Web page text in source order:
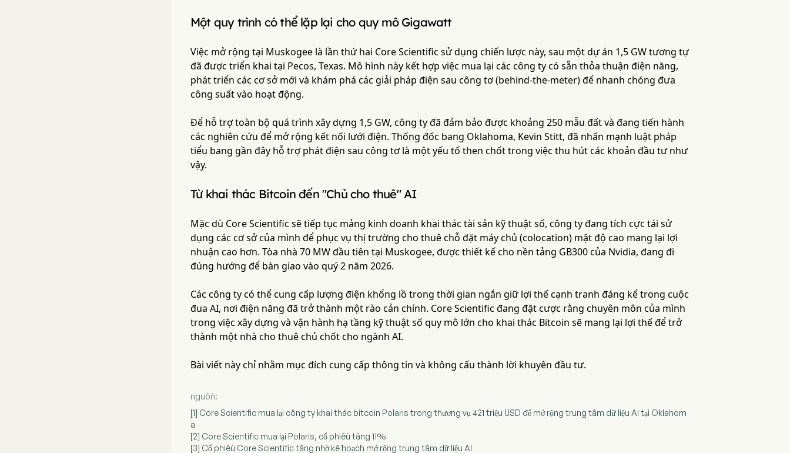
Một quy trình có thể lặp lại cho quy mô Gigawatt
Việc mở rộng tại Muskogee là lần thứ hai Core Scientific sử dụng chiến lược này, sau một dự án 1,5 GW tương tự
đã được triển khai tại Pecos, Texas. Mô hình này kết hợp việc mua lại các công ty có sẵn thỏa thuận điện năng,
phát triển các cơ sở mới và khám phá các giải pháp điện sau công tơ (behind-the-meter) để nhanh chóng đưa
công suất vào hoạt động.
Để hỗ trợ toàn bộ quá trình xây dựng 1,5 GW, công ty đã đảm bảo được khoảng 250 mẫu đất và đang tiến hành
các nghiên cứu để mở rộng kết nối lưới điện. Thống đốc bang Oklahoma, Kevin Stitt, đã nhấn mạnh luật pháp
tiểu bang gần đây hỗ trợ phát điện sau công tơ là một yếu tố then chốt trong việc thu hút các khoản đầu tư như
vậy.
Từ khai thác Bitcoin đến "Chủ cho thuê" AI
Mặc dù Core Scientific sẽ tiếp tục mảng kinh doanh khai thác tài sản kỹ thuật số, công ty đang tích cực tái sử
dụng các cơ sở của mình để phục vụ thị trường cho thuê chỗ đặt máy chủ (colocation) mật độ cao mang lại lợi
nhuận cao hơn. Tòa nhà 70 MW đầu tiên tại Muskogee, được thiết kế cho nền tảng GB300 của Nvidia, đang đi
đúng hướng để bàn giao vào quý 2 năm 2026.
Các công ty có thể cung cấp lượng điện khổng lồ trong thời gian ngắn giữ lợi thế cạnh tranh đáng kể trong cuộc
đua AI, nơi điện năng đã trở thành một rào cản chính. Core Scientific đang đặt cược rằng chuyên môn của mình
trong việc xây dựng và vận hành hạ tầng kỹ thuật số quy mô lớn cho khai thác Bitcoin sẽ mang lại lợi thế để trở
thành một nhà cho thuê chủ chốt cho ngành AI.
Bài viết này chỉ nhằm mục đích cung cấp thông tin và không cấu thành lời khuyên đầu tư.
nguồn:
[1] Core Scientific mua lại công ty khai thác bitcoin Polaris trong thương vụ 421 triệu USD để mở rộng trung tâm dữ liệu AI tại Oklahom
a
[2] Core Scientific mua lại Polaris, cổ phiếu tăng 11%
[3] Cổ phiếu Core Scientific tăng nhờ kế hoạch mở rộng trung tâm dữ liệu AI